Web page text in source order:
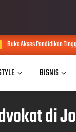
Tinggi Digital, SiberMu
BISNIS
di